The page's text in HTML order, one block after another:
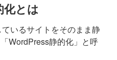
とは
いるサイトをそのまま静
WordPress静的化」と呼